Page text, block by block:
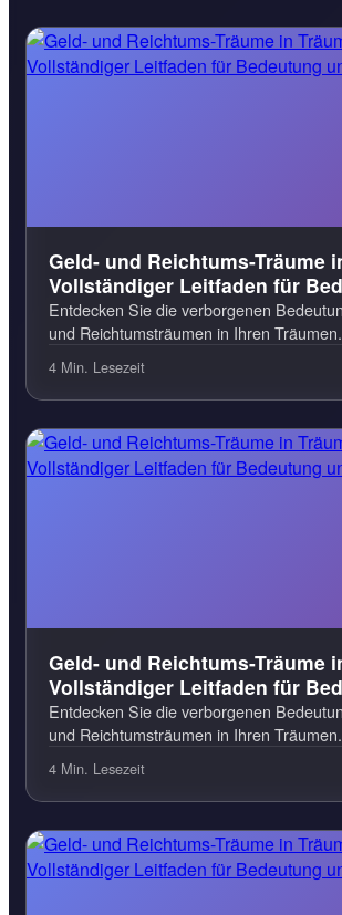
Geld- und Reichtums-Träume
Vollständiger Leitfaden für
und Interpretation
Entdecken Sie die verborgenen
und Reichtumsträumen in Ihren
4 Min. Lesezeit
Geld- und Reichtums-Träume
Vollständiger Leitfaden für
und Interpretation
Entdecken Sie die verborgenen
und Reichtumsträumen in Ihren
4 Min. Lesezeit